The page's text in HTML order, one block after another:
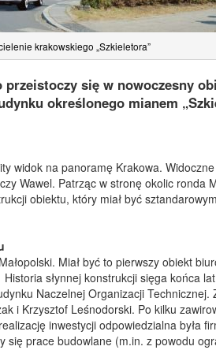
krakowskiego „Szkieletora”
się w nowoczesny
określonego mianem
widok na panoramę Krakowa.
Wawel. Patrząc w stronę okolic ronda
obiektu, który miał być
Miał być to pierwszy obiekt
słynnej konstrukcji sięga końca
Naczelnej Organizacji
i Krzysztof Leśnodorski. Po kilku
inwestycji odpowiedzialna była
się prace budowlane (m.in. z powodu